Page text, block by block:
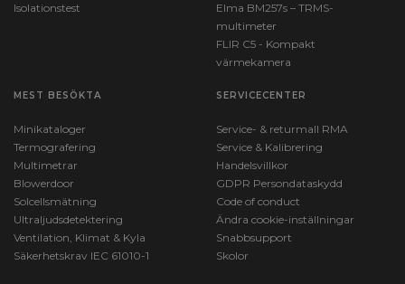
Isolationstest
Elma BM257s – TRMS-
multimeter
FLIR C5 - Kompakt
värmekamera
MEST BESÖKTA
Minikataloger
Termografering
Multimetrar
Blowerdoor
Solcellsmätning
Ultraljudsdetektering
Ventilation, Klimat & Kyla
Säkerhetskrav IEC 61010-1
SERVICECENTER
Service- & returmall RMA
Service & Kalibrering
Handelsvillkor
GDPR Persondataskydd
Code of conduct
Ändra cookie-inställningar
Snabbsupport
Skolor